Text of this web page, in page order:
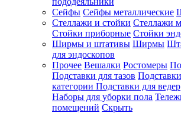
Сейфы Сейфы металлические
Стеллажи и стойки Стеллажи
Стойки приборные Стойки
Ширмы и штативы Ширмы
для эндоскопов
Прочее Вешалки Ростомеры
Подставки для тазов
категории Подставки для ведер
Наборы для уборки пола
помещений Скрыть